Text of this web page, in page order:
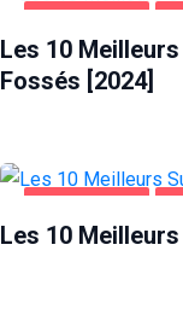
ALIMENTATION
Les 10
Fossés [2024]
ALIMENTATION
Les 10